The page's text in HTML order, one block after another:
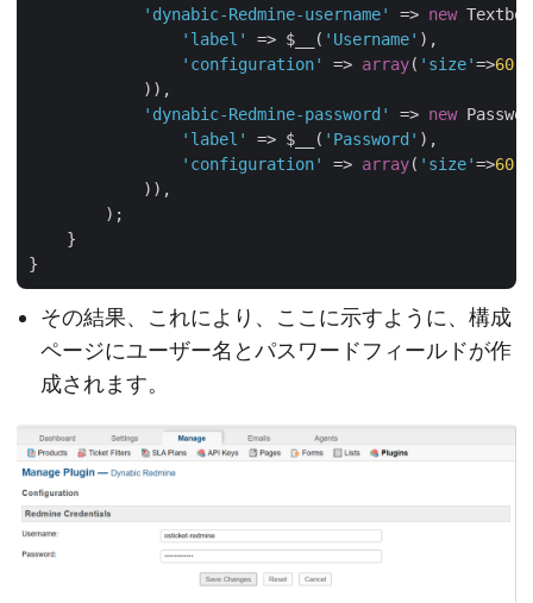
'dynabic-Redmine-username'
=> new
'label'
=> $__( 'Username' ),
'configuration'
=> array( 'size'=>60
            )),
'dynabic-Redmine-password'
=> new
'label'
=> $__( 'Password' ),
'configuration'
=> array( 'size'=>60
            )),
        );
    }
その結果、これにより、ここに示すように、構成
ページにユーザー名とパスワードフィールドが作
成されます。